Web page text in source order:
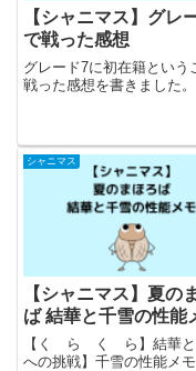
【シャニマス】グレ
で戦った感想
グレード7に初在籍という
戦った感想を書きました。
シャニマス
【シャニマス】夏の
ば 結華と千雪の性能
【く ら く ら】結華と
への挑戦】千雪の性能メモ